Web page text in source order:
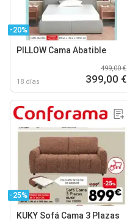
-20%
PILLOW Cama Abatible
18 días
499,00 €
399,00 €
-25%
KUKY Sofá Cama 3 Plazas